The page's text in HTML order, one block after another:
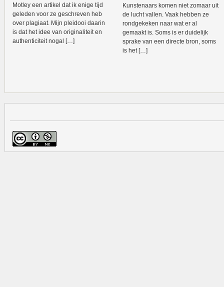
Motley een artikel dat ik enige tijd
geleden voor ze geschreven heb
over plagiaat. Mijn pleidooi daarin
is dat het idee van originaliteit en
authenticiteit nogal […]
Kunstenaars komen niet zomaar uit
de lucht vallen. Vaak hebben ze
rondgekeken naar wat er al
gemaakt is. Soms is er duidelijk
sprake van een directe bron, soms
is het […]